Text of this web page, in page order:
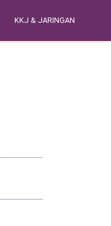
KKJ & JARINGAN